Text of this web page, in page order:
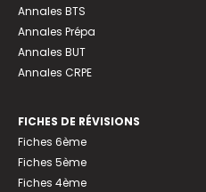
Annales BTS
Annales Prépa
Annales BUT
Annales CRPE
FICHES DE RÉVISIONS
Fiches 6ème
Fiches 5ème
Fiches 4ème